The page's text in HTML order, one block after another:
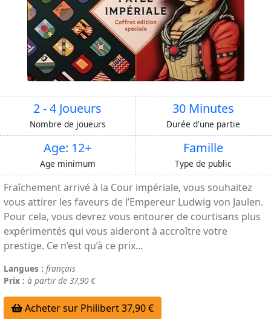
2 - 4 Joueurs
Nombre de joueurs
30 Minutes
Durée d'une partie
Age: 12+
Age minimum
Famille
Type de public
Fraîchement arrivé à la Cour impériale, vous souhaitez
vous attirer les faveurs de l’Empereur Ludwig von Jaulen.
Pour cela, vous devrez vous entourer de courtisans plus
expérimentés qui vous aideront à accroître votre
prestige. Ce n’est qu’à ce prix...
Langues : français
Prix : à partir de 37,90 €
Acheter sur Philibert 37,90 €